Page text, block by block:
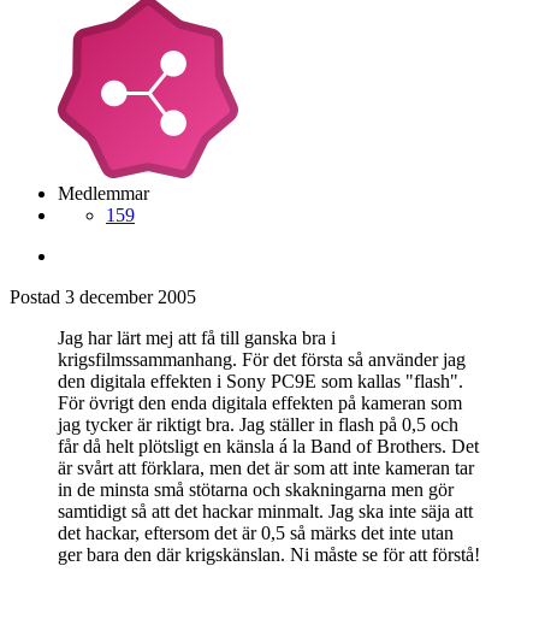
Medlemmar
159
Postad 3 december 2005
Jag har lärt mej att få till ganska bra i
krigsfilmssammanhang. För det första så använder jag
den digitala effekten i Sony PC9E som kallas "flash".
För övrigt den enda digitala effekten på kameran som
jag tycker är riktigt bra. Jag ställer in flash på 0,5 och
får då helt plötsligt en känsla á la Band of Brothers. Det
är svårt att förklara, men det är som att inte kameran tar
in de minsta små stötarna och skakningarna men gör
samtidigt så att det hackar minmalt. Jag ska inte säja att
det hackar, eftersom det är 0,5 så märks det inte utan
ger bara den där krigskänslan. Ni måste se för att förstå!